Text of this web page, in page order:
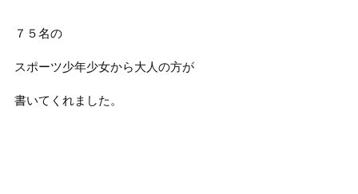
７５名の
スポーツ少年少女から大人の方が
書いてくれました。